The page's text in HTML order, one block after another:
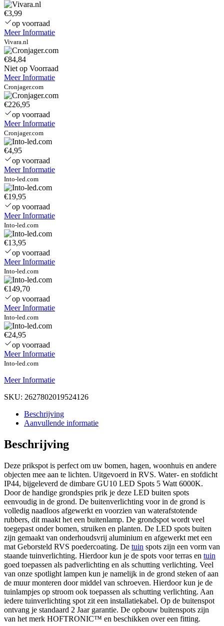
€3,99
op voorraad
Meer Informatie
Vivara.nl
€84,84
Niet op Voorraad
Meer Informatie
Cronjager.com
€226,95
op voorraad
Meer Informatie
Cronjager.com
€4,95
op voorraad
Meer Informatie
Into-led.com
€19,95
op voorraad
Meer Informatie
Into-led.com
€13,95
op voorraad
Meer Informatie
Into-led.com
€149,70
op voorraad
Meer Informatie
Into-led.com
€24,95
op voorraad
Meer Informatie
Into-led.com
Meer Informatie
SKU: 2627802019524126
Beschrijving
Aanvullende informatie
Beschrijving
Deze prikspot is perfect om uw bomen, hagen, woonhuis en andere
objecten mee aan te lichten. Uitgevoerd in RVS. Water- en stofdicht
IP44, bijgeleverd de dimbare GU10 LED Spots 5 Watt 6000K.
Door de handige grondspies prik je deze LED buiten spots
eenvoudig in de grond. De buitenverlichting voor in de grond is
volledig naadloos afgewerkt en voorzien van waterafstotende
rubbers, dit maakt het een buitenlamp. De grondspot wordt veel
toegepast onder bomen, struiken en planten. De LED spots buiten
zijn gemaakt van onderhoudsvrij aluminium en afgewerkt met een
mat Geborsteld RVS poedercoating. De tuin spots zijn een vorm van
staande tuinverlichting. Hierdoor kun je de spots voor terras en tuin
goed toepassen als padverlichting en als schutting verlichting. Veel
van onze spotlight lampen kun je namelijk in de grond steken of aan
de muur monteren door middel van schroeven. Hierdoor kun je de
tuinlampjes op stroom ook toepassen als schutting verlichting. Aan
iedere tuinverlichting spot zit een installatiekabel. Op de buitenspot
ontvang je standaard 2 Jaar garantie. De opbouw buitenspots zijn
van het merk HOFTRONIC™ en beschikken over een fitting.